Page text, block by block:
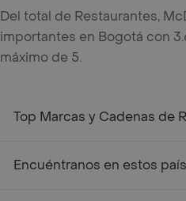
Del total de Restaurantes,
importantes en Bogotá con
máximo de 5.
Top Marcas y Cadenas de
Encuéntranos en estos